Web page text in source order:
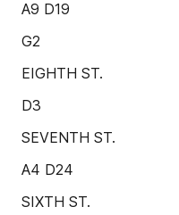
A9 D19
G2
EIGHTH ST.
D3
SEVENTH ST.
A4 D24
SIXTH ST.